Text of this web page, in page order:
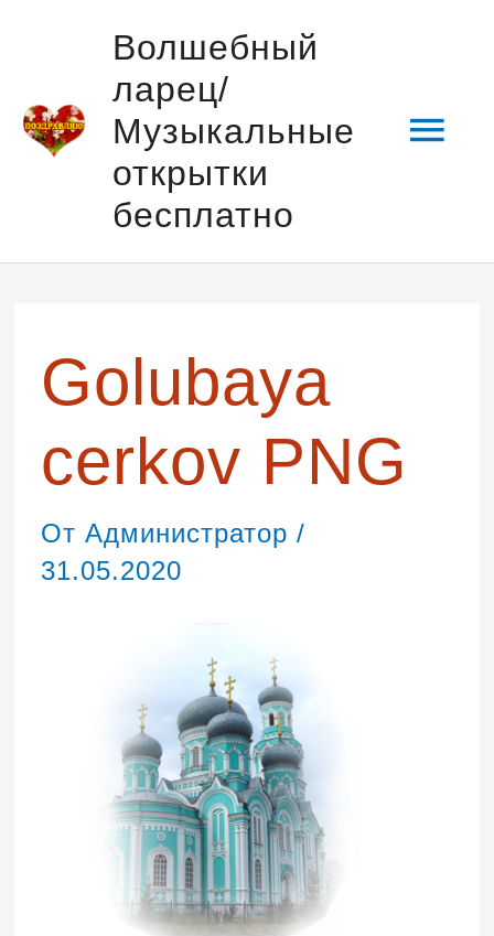
содержимому
Волшебный
ларец/
Музыкальные
открытки
бесплатно
Golubaya
cerkov PNG
От Администратор /
31.05.2020